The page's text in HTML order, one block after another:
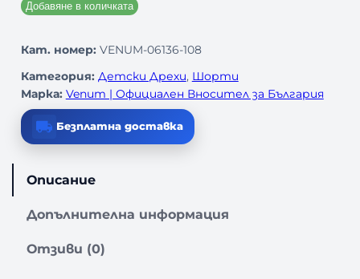
Добавяне в количката
Кат. номер: VENUM-06136-108
Категория: Детски Дрехи, Шорти
Марка: Venum | Официален Вносител за България
Безплатна доставка
Описание
Допълнителна информация
Отзиви (0)